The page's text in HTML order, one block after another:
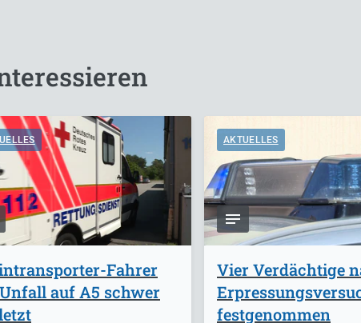
Fahrer
auf A5 schwer
AKTUELLES
Vier Verdächtige
festgenommen